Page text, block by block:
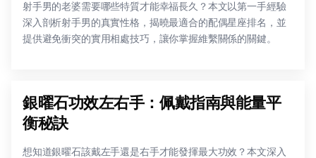
射手男的老婆需要哪些特質才能幸福長久？本文以第一手經驗
深入剖析射手男的真實性格，揭曉最適合的配偶星座排名，並
提供避免衝突的實用相處技巧，讓你掌握維繫關係的關鍵。
銀曜石功效左右手：佩戴指南與能量平
衡秘訣
想知道銀曜石該戴左手還是右手才能發揮最大功效？本文深入